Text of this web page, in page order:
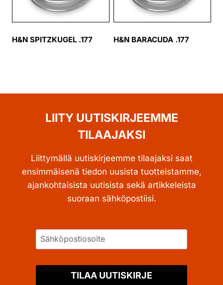
H&N SPITZKUGEL .177 H&N BARACUDA .177
LIITY UUTISKIRJEEMME
TILAAJAKSI
Liittymällä uutiskirjeemme tilaajaksi saat
ensimmäisenä tiedon uusista tuotteistamme,
ajankohtaisista uutisista sekä artikkeleista
suoraan sähköpostiisi.
TILAA UUTISKIRJE